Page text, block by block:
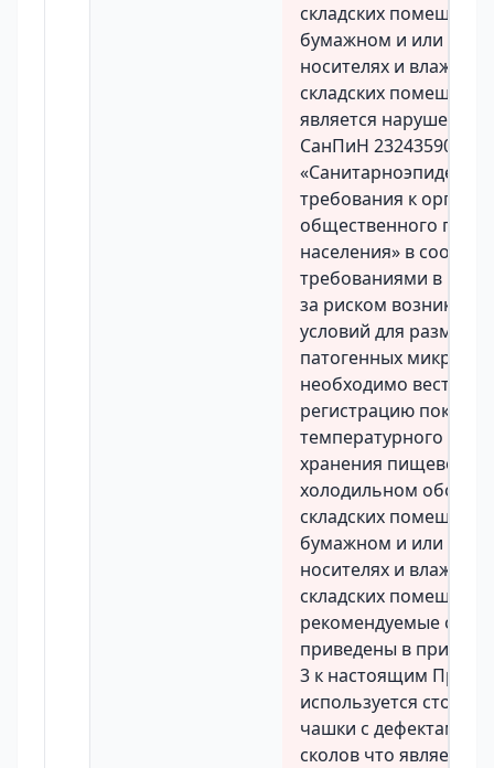
складских
бумажном и или
носителях и
складских
является
СанПиН 2324359020
требования к
общественного
населения» в
требованиями в
за риском
условий для
патогенных
необходимо вести
регистрацию
температурного
хранения пищевой
холодильном
складских
бумажном и или
носителях и
складских
рекомендуемые
приведены в
3 к настоящим
используется
чашки с дефектами в
сколов что является